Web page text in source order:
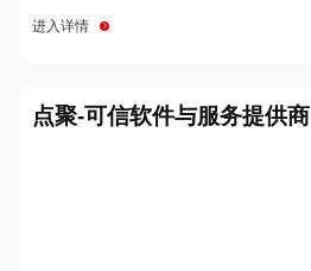
进入详情
点聚-可信软件与服务提供商